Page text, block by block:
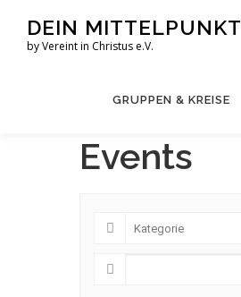
Inhalt
springen
DEIN MITTELPUNKT
by Vereint in Christus e.V.
GRUPPEN & KREISE
Events